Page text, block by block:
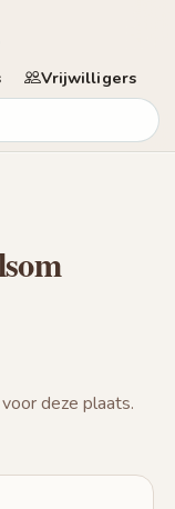
Vrijwilligers
deze plaats.